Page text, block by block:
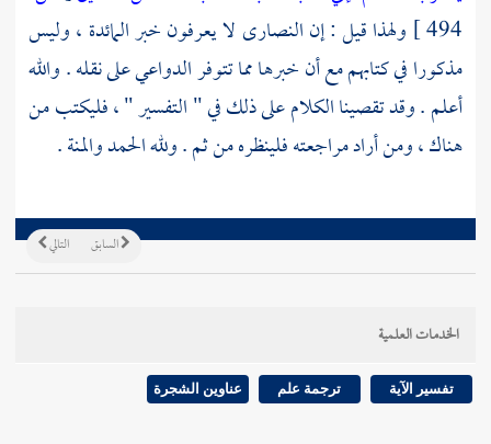
494 ] ولهذا قيل : إنالنصارى لا يعرفون خبر المائدة ، وليس
مذكورا في كتابهم مع أن خبرها مما تتوفر الدواعي على نقله . والله
أعلم . وقد تقصينا الكلام على ذلك في " التفسير " ، فليكتب من
هناك ، ومن أراد مراجعته فلينظره من ثم . ولله الحمد والمنة .
التالي السابق
الخدمات العلمية
تفسير الآية ترجمة علم عناوين الشجرة